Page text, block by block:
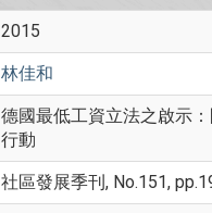
2015
林佳和
德國最低工資立法之啟示
行動
社區發展季刊, No.151,